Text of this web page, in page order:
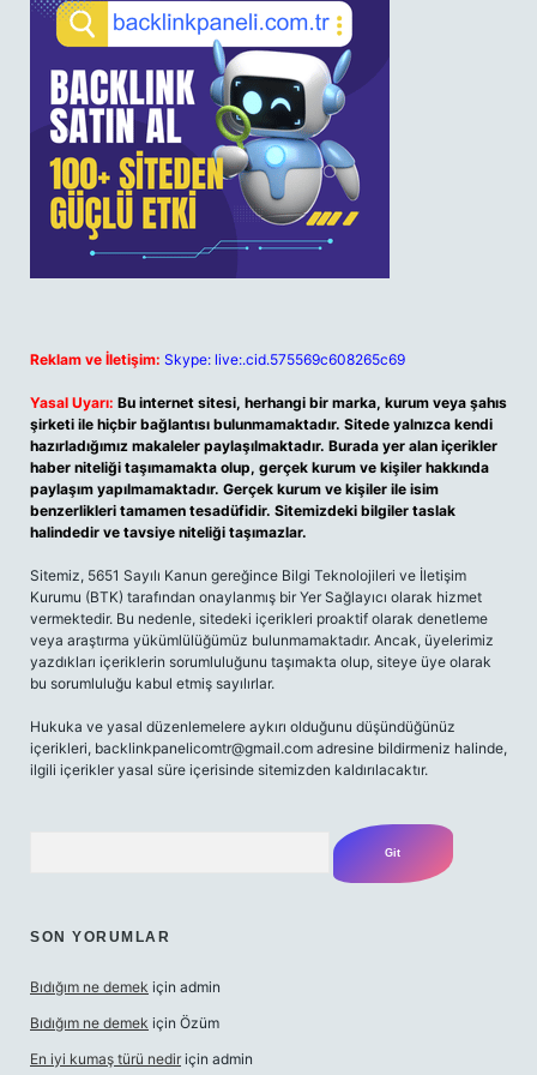
Reklam ve İletişim: Skype: live:.cid.575569c608265c69
Yasal Uyarı: Bu internet sitesi, herhangi bir marka, kurum veya şahıs
şirketi ile hiçbir bağlantısı bulunmamaktadır. Sitede yalnızca kendi
hazırladığımız makaleler paylaşılmaktadır. Burada yer alan içerikler
haber niteliği taşımamakta olup, gerçek kurum ve kişiler hakkında
paylaşım yapılmamaktadır. Gerçek kurum ve kişiler ile isim
benzerlikleri tamamen tesadüfidir. Sitemizdeki bilgiler taslak
halindedir ve tavsiye niteliği taşımazlar.
Sitemiz, 5651 Sayılı Kanun gereğince Bilgi Teknolojileri ve İletişim
Kurumu (BTK) tarafından onaylanmış bir Yer Sağlayıcı olarak hizmet
vermektedir. Bu nedenle, sitedeki içerikleri proaktif olarak denetleme
veya araştırma yükümlülüğümüz bulunmamaktadır. Ancak, üyelerimiz
yazdıkları içeriklerin sorumluluğunu taşımakta olup, siteye üye olarak
bu sorumluluğu kabul etmiş sayılırlar.
Hukuka ve yasal düzenlemelere aykırı olduğunu düşündüğünüz
içerikleri, backlinkpanelicomtr@gmail.com adresine bildirmeniz halinde,
ilgili içerikler yasal süre içerisinde sitemizden kaldırılacaktır.
SON YORUMLAR
Bıdığım ne demek için admin
Bıdığım ne demek için Özüm
En iyi kumaş türü nedir için admin